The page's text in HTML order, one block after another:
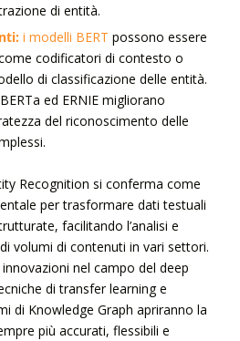
di entità.
i modelli BERT possono essere
codificatori di contesto o
di classificazione delle entità.
ed ERNIE migliorano
del riconoscimento delle
Recognition si conferma come
per trasformare dati testuali
facilitando l’analisi e
volumi di contenuti in vari settori.
nel campo del deep
di transfer learning e
di Knowledge Graph apriranno la
più accurati, flessibili e